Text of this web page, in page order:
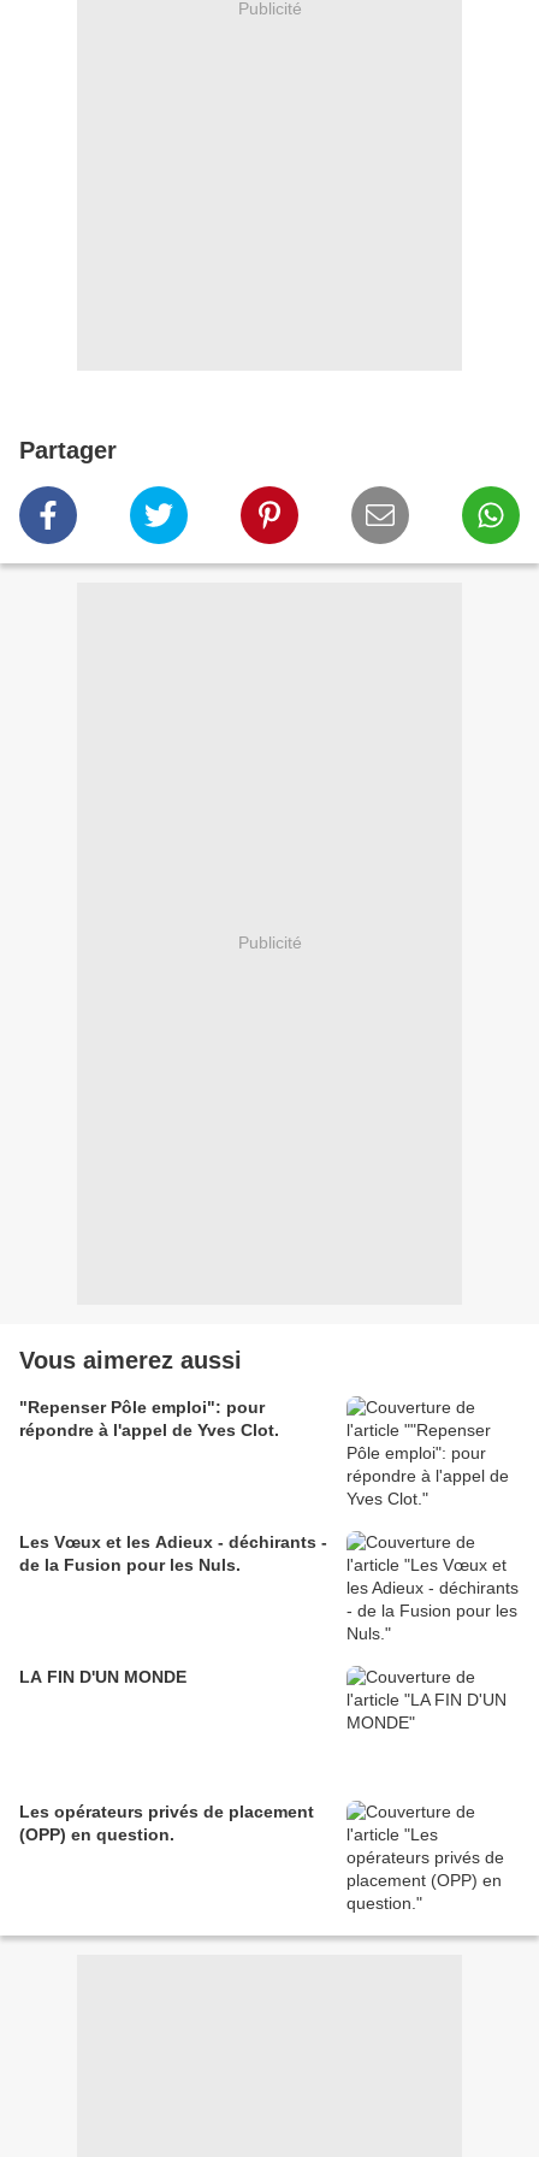
Publicité
Partager
Publicité
Vous aimerez aussi
"Repenser Pôle emploi": pour
répondre à l'appel de Yves Clot.
Les Vœux et les Adieux - déchirants -
de la Fusion pour les Nuls.
LA FIN D'UN MONDE
Les opérateurs privés de placement
(OPP) en question.